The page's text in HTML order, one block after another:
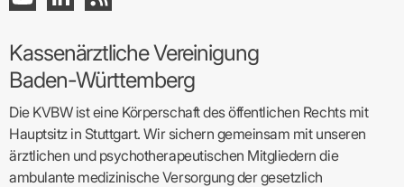
Kassenärztliche Vereinigung
Baden-Württemberg
Die KVBW ist eine Körperschaft des öffentlichen Rechts mit
Hauptsitz in Stuttgart. Wir sichern gemeinsam mit unseren
ärztlichen und psychotherapeutischen Mitgliedern die
ambulante medizinische Versorgung der gesetzlich